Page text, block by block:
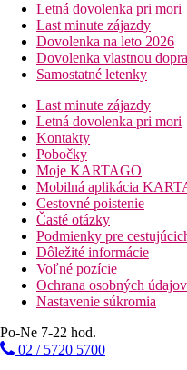
Letná dovolenka pri mori
Last minute zájazdy
Dovolenka na leto 2026
Dovolenka vlastnou
Samostatné letenky
Last minute zájazdy
Letná dovolenka pri mori
Kontakty
Pobočky
Moje KARTAGO
Mobilná aplikácia
Cestovné poistenie
Časté otázky
Podmienky pre
Dôležité informácie
Voľné pozície
Ochrana osobných údajov
Nastavenie súkromia
Po-Ne 7-22 hod.
02 / 5720 5700